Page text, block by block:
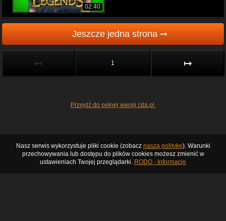
02:40
Jeszcze jedna strona ➞
↤ 1 ↦
Przejdź do pełnej wersji cda.pl
Nasz serwis wykorzystuje pliki cookie (zobacz naszą politykę). Warunki
przechowywania lub dostępu do plików cookies możesz zmienić w
ustawieniach Twojej przeglądarki. RODO - Informacje